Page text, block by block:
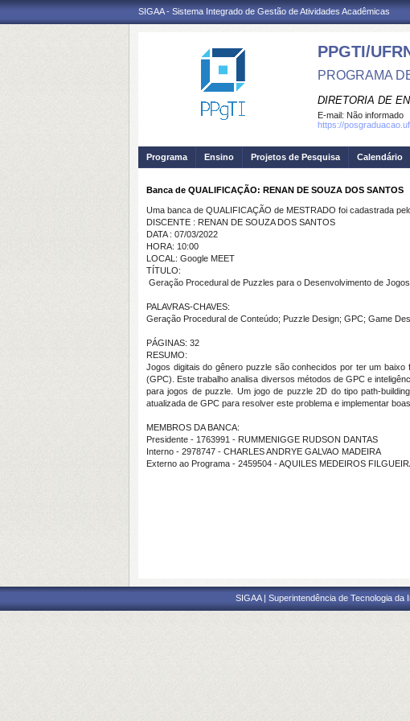
SIGAA - Sistema Integrado de Gestão de Atividades Acadêmicas
PPGTI/
PROGRAMA
DIRETORIA DE
E-mail: Não informado
https://
Programa Ensino Projetos de Pesquisa Calendário
Banca de QUALIFICAÇÃO: RENAN DE SOUZA DOS SANTOS
Uma banca de QUALIFICAÇÃO de MESTRADO foi cadastrada
DISCENTE : RENAN DE SOUZA DOS SANTOS
DATA : 07/03/2022
HORA: 10:00
LOCAL: Google MEET
TÍTULO:
Geração Procedural de Puzzles para o Desenvolvimento de Jogos
PALAVRAS-CHAVES:
Geração Procedural de Conteúdo; Puzzle Design; GPC; Game
PÁGINAS: 32
RESUMO:
Jogos digitais do gênero puzzle são conhecidos por ter um
(GPC). Este trabalho analisa diversos métodos de GPC e
para jogos de puzzle. Um jogo de puzzle 2D do tipo path-
atualizada de GPC para resolver este problema e implementar
MEMBROS DA BANCA:
Presidente - 1763991 - RUMMENIGGE RUDSON DANTAS
Interno - 2978747 - CHARLES ANDRYE GALVAO MADEIRA
Externo ao Programa - 2459504 - AQUILES MEDEIROS
SIGAA | Superintendência de Tecnologia